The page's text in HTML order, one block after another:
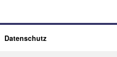
Datenschutz